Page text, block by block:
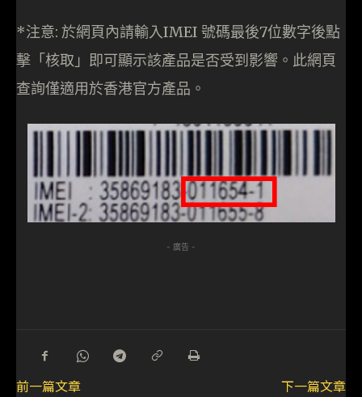
*注意: 於網頁內請輸入IMEI 號碼最後7位數字後點
擊「核取」即可顯示該產品是否受到影響。此網頁
查詢僅適用於香港官方產品。
- 廣告 -
前一篇文章
下一篇文章